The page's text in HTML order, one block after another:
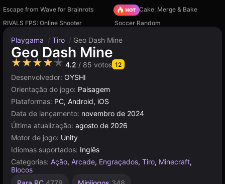
Escape from Wave for Brainrots
Piece of Cake: Merge & Bake
RIVALS FPS: Online Shooter
Soccer Random
Playgama / Tiro / Geo Dash Mine
Geo Dash Mine
★★★★★ 4.2 / 85 votos 12
Desenvolvedor: OYSHI
Orientação do jogo: Paisagem
Plataformas: PC, Android, iOS
Data de lançamento: novembro de 2024
Última atualização: agosto de 2026
Motor de jogo: Unity
Idiomas suportados: Inglês
Categorias: Ação, Arcade, Engraçados, Tiro, Minecraft,
Blocos
Combate
Agilidade
Mesa e
Indie
Shoot
Geometria
Mundo
Navegador
Unity